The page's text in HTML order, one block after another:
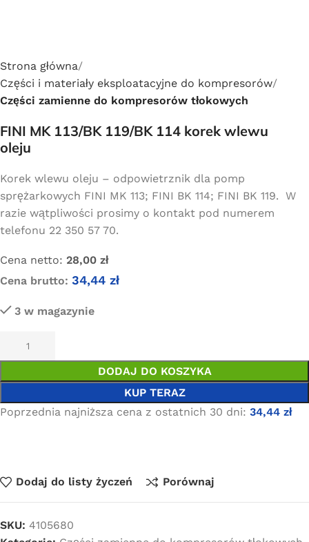
Strona główna
Części i materiały eksploatacyjne do kompresorów
Części zamienne do kompresorów tłokowych
FINI MK 113/BK 119/BK 114 korek wlewu
oleju
Korek wlewu oleju – odpowietrznik dla pomp
sprężarkowych FINI MK 113; FINI BK 114; FINI BK 119. W
razie wątpliwości prosimy o kontakt pod numerem
telefonu 22 350 57 70.
Cena netto: 28,00 zł
Cena brutto: 34,44 zł
3 w magazynie
DODAJ DO KOSZYKA
KUP TERAZ
Poprzednia najniższa cena z ostatnich 30 dni: 34,44 zł
Dodaj do listy życzeń Porównaj
SKU: 4105680